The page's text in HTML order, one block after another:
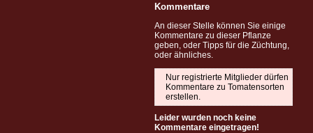
Kommentare
An dieser Stelle können Sie einige
Kommentare zu dieser Pflanze
geben, oder Tipps für die Züchtung,
oder ähnliches.
Nur registrierte Mitglieder dürfen
Kommentare zu Tomatensorten
erstellen.
Leider wurden noch keine
Kommentare eingetragen!